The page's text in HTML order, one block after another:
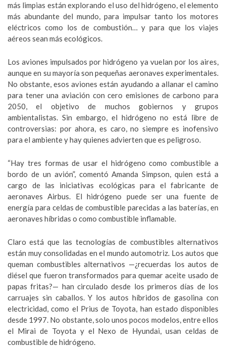
más limpias están explorando el uso del hidrógeno, el elemento
más abundante del mundo, para impulsar tanto los motores
eléctricos como los de combustión… y para que los viajes
aéreos sean más ecológicos.
Los aviones impulsados por hidrógeno ya vuelan por los aires,
aunque en su mayoría son pequeñas aeronaves experimentales.
No obstante, esos aviones están ayudando a allanar el camino
para tener una aviación con cero emisiones de carbono para
2050, el objetivo de muchos gobiernos y grupos
ambientalistas. Sin embargo, el hidrógeno no está libre de
controversias: por ahora, es caro, no siempre es inofensivo
para el ambiente y hay quienes advierten que es peligroso.
“Hay tres formas de usar el hidrógeno como combustible a
bordo de un avión”, comentó Amanda Simpson, quien está a
cargo de las iniciativas ecológicas para el fabricante de
aeronaves Airbus. El hidrógeno puede ser una fuente de
energía para celdas de combustible parecidas a las baterías, en
aeronaves híbridas o como combustible inflamable.
Claro está que las tecnologías de combustibles alternativos
están muy consolidadas en el mundo automotriz. Los autos que
queman combustibles alternativos —¿recuerdas los autos de
diésel que fueron transformados para quemar aceite usado de
papas fritas?— han circulado desde los primeros días de los
carruajes sin caballos. Y los autos híbridos de gasolina con
electricidad, como el Prius de Toyota, han estado disponibles
desde 1997. No obstante, solo unos pocos modelos, entre ellos
el Mirai de Toyota y el Nexo de Hyundai, usan celdas de
combustible de hidrógeno.